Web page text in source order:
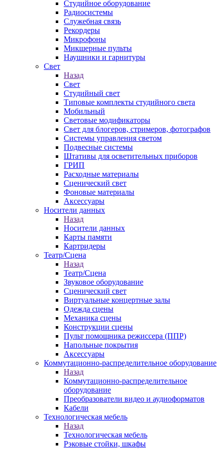
Студийное оборудование
Радиосистемы
Служебная связь
Рекордеры
Микрофоны
Микшерные пульты
Наушники и гарнитуры
Свет
Назад
Свет
Студийный свет
Типовые комплекты студийного света
Мобильный
Световые модификаторы
Свет для блогеров, стримеров, фотографов
Системы управления светом
Подвесные системы
Штативы для осветительных приборов
ГРИП
Расходные материалы
Сценический свет
Фоновые материалы
Аксессуары
Носители данных
Назад
Носители данных
Карты памяти
Картридеры
Театр/Сцена
Назад
Театр/Сцена
Звуковое оборудование
Сценический свет
Виртуальные концертные залы
Одежда сцены
Механика сцены
Конструкции сцены
Пульт помощника режиссера (ППР)
Напольные покрытия
Аксессуары
Коммутационно-распределительное оборудование
Назад
Коммутационно-распределительное
оборудование
Преобразователи видео и аудиоформатов
Кабели
Технологическая мебель
Назад
Технологическая мебель
Рэковые стойки, шкафы